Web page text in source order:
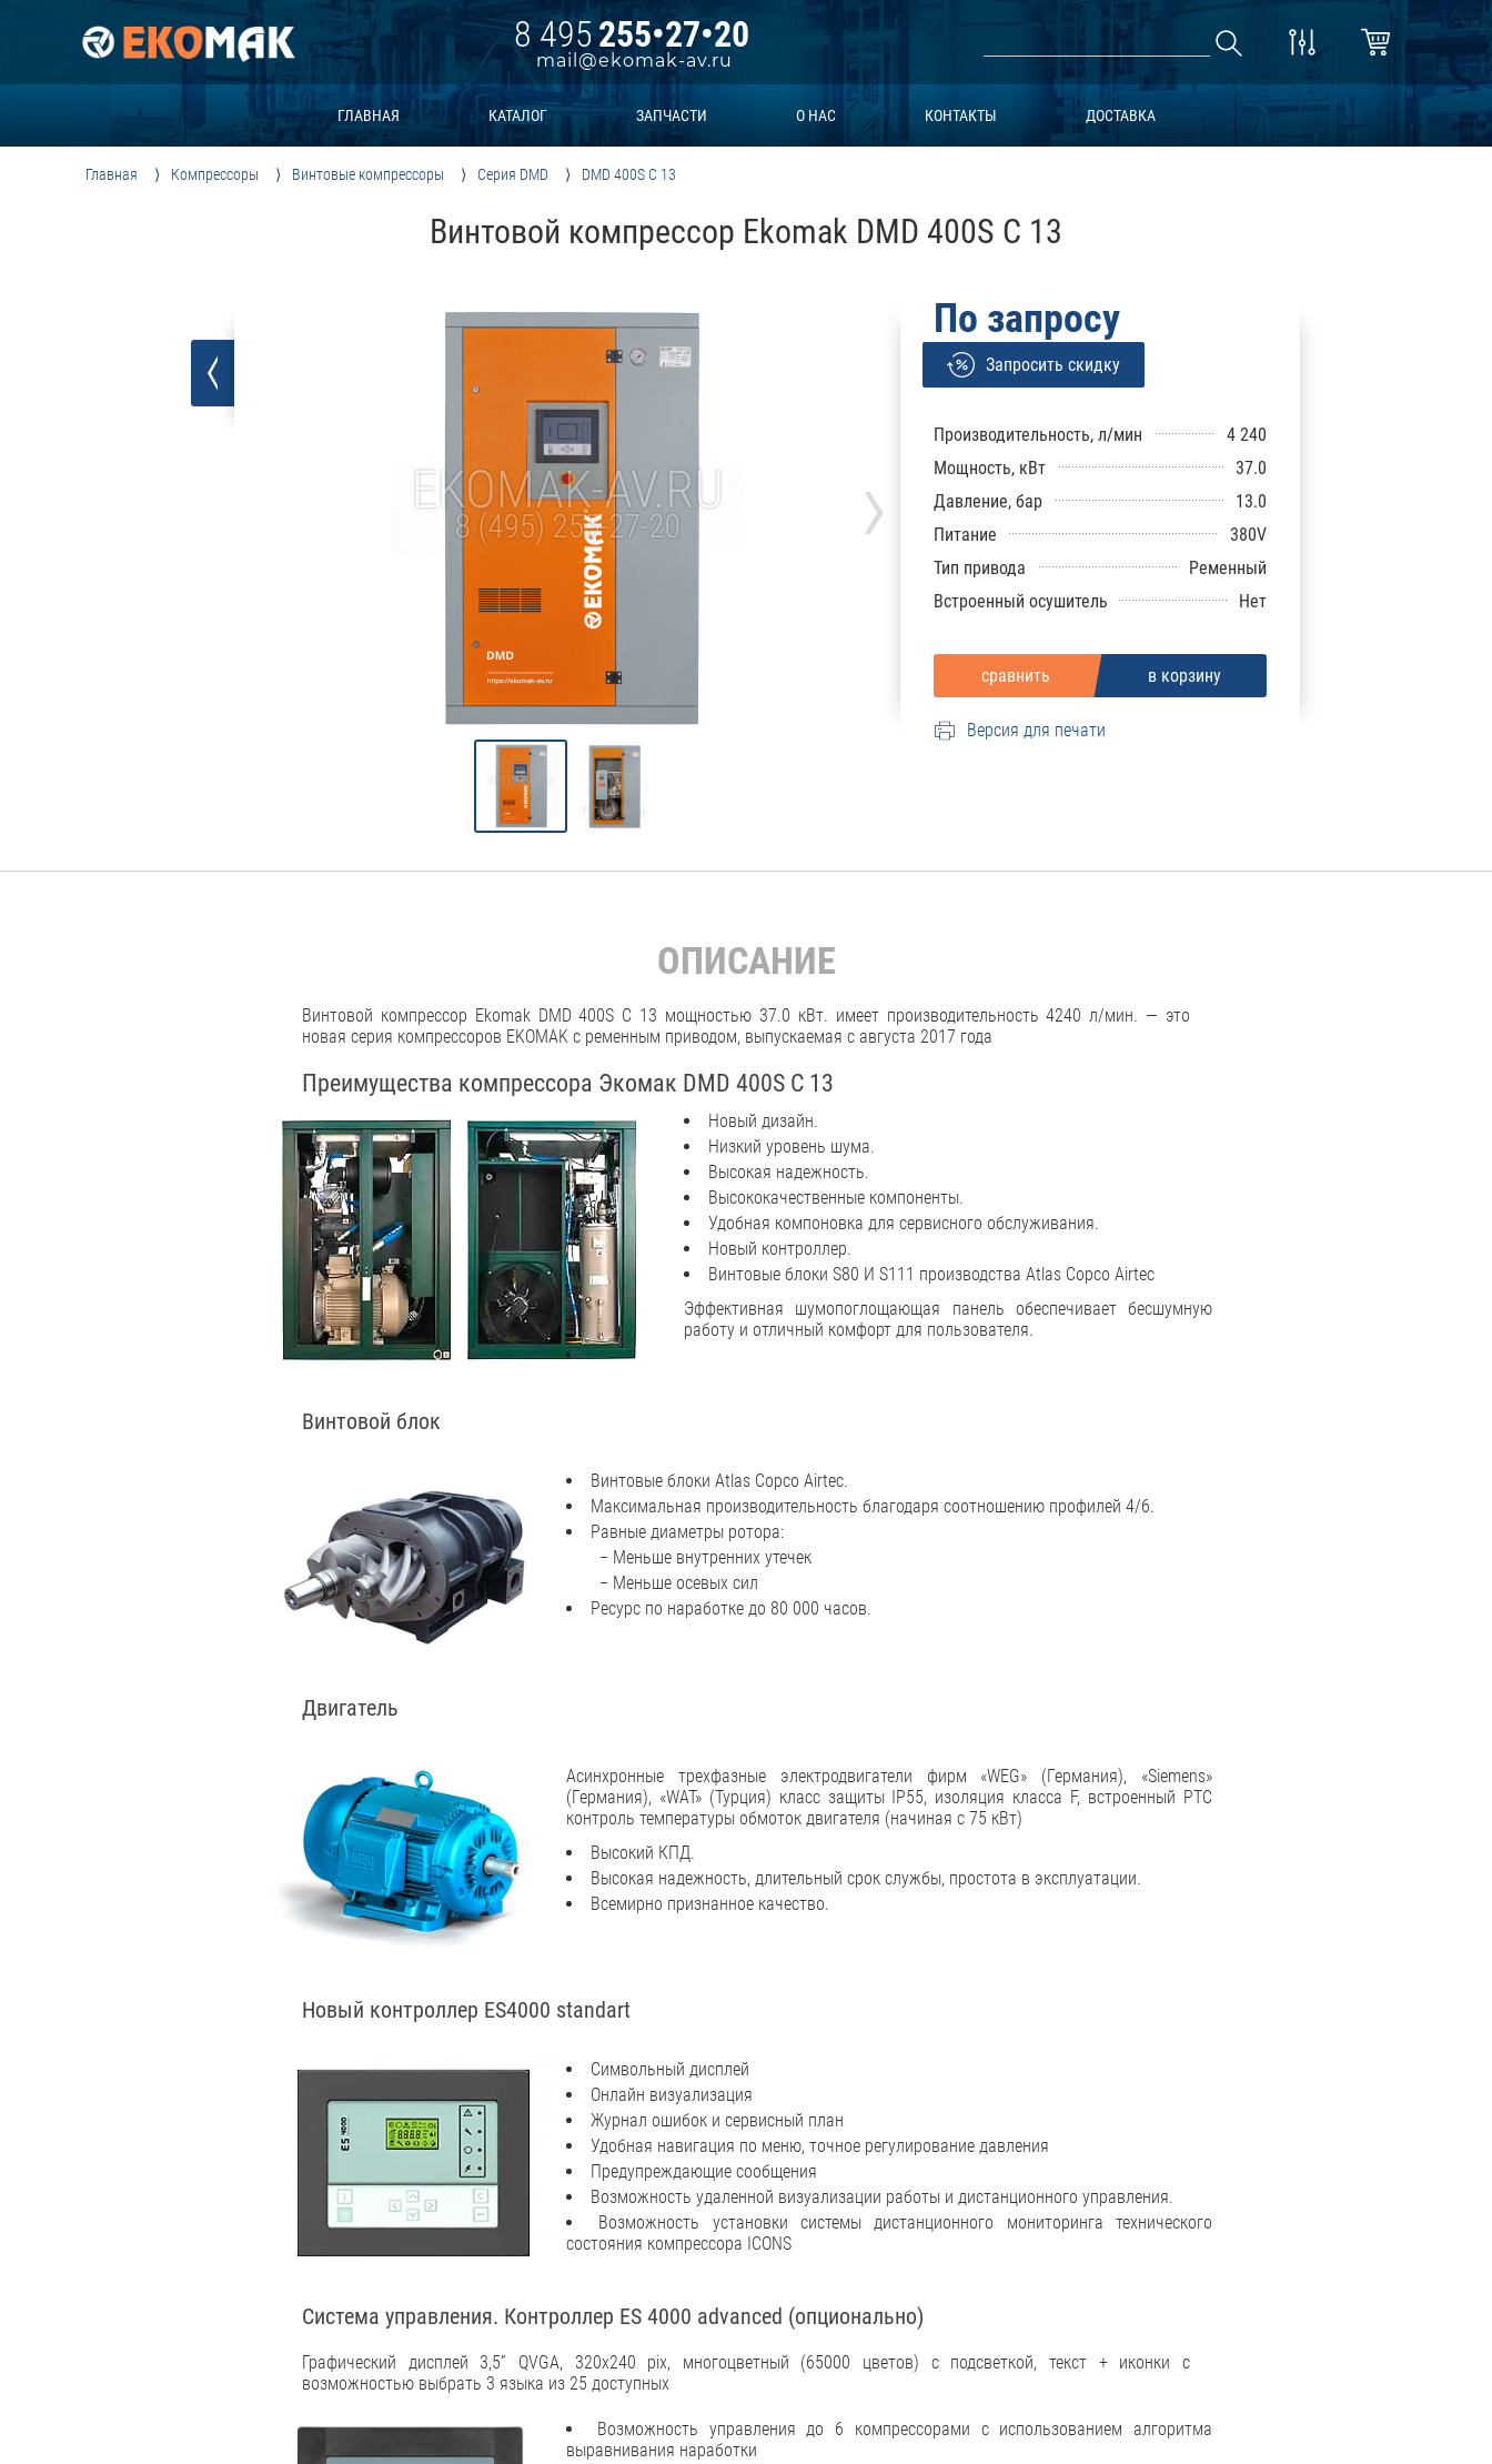
8 495255•27•20
mail@ekomak-av.ru
ГЛАВНАЯ КАТАЛОГ ЗАПЧАСТИ О НАС КОНТАКТЫ ДОСТАВКА
Главная Компрессоры Винтовые компрессоры Серия DMD DMD 400S C 13
Винтовой компрессор Ekomak DMD 400S C 13
›
По запросу
Запросить скидку
Производительность, л/мин
4 240
Мощность, кВт
37.0
Давление, бар
13.0
Питание
380V
Тип привода
Ременный
Встроенный осушитель
Нет
Версия для печати
ОПИСАНИЕ
Винтовой компрессор Ekomak DMD 400S C 13 мощностью 37.0 кВт. имеет производительность 4240 л/мин. — это
новая серия компрессоров EKOMAK с ременным приводом, выпускаемая с августа 2017 года
Преимущества компрессора Экомак DMD 400S C 13
Новый дизайн.
Низкий уровень шума.
Высокая надежность.
Высококачественные компоненты.
Удобная компоновка для сервисного обслуживания.
Новый контроллер.
Винтовые блоки S80 И S111 производства Atlas Copco Airtec
Эффективная шумопоглощающая панель обеспечивает бесшумную
работу и отличный комфорт для пользователя.
Винтовой блок
Винтовые блоки Atlas Copco Airtec.
Максимальная производительность благодаря соотношению профилей 4/6.
Равные диаметры ротора:
− Меньше внутренних утечек
− Меньше осевых сил
Ресурс по наработке до 80 000 часов.
Двигатель
Асинхронные трехфазные электродвигатели фирм «WEG» (Германия), «Siemens»
(Германия), «WAT» (Турция) класс защиты IP55, изоляция класса F, встроенный РТС
контроль температуры обмоток двигателя (начиная с 75 кВт)
Высокий КПД.
Высокая надежность, длительный срок службы, простота в эксплуатации.
Всемирно признанное качество.
Новый контроллер ES4000 standart
Символьный дисплей
Онлайн визуализация
Журнал ошибок и сервисный план
Удобная навигация по меню, точное регулирование давления
Предупреждающие сообщения
Возможность удаленной визуализации работы и дистанционного управления.
Возможность установки системы дистанционного мониторинга технического
состояния компрессора ICONS
Система управления. Контроллер ES 4000 advanced (опционально)
Графический дисплей 3,5” QVGA, 320x240 pix, многоцветный (65000 цветов) с подсветкой, текст + иконки c
возможностью выбрать 3 языка из 25 доступных
Возможность управления до 6 компрессорами с использованием алгоритма
выравнивания наработки